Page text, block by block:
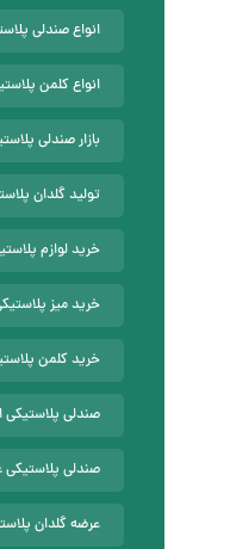
انواع صندلی
انواع کلمن
بازار صندلی
تولید گلدان
خرید لوازم
خرید میز
خرید کلمن
صندلی پلاستیکی
صندلی
عرضه گلدان